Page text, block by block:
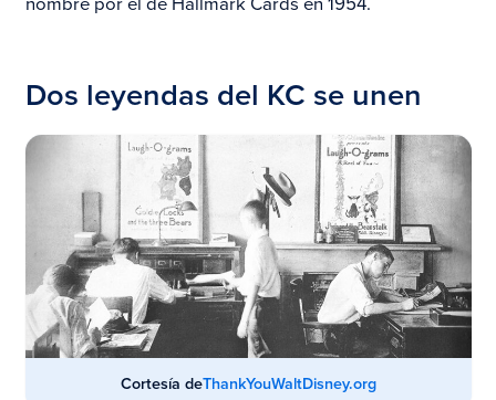
Dos leyendas del KC se unen
Cortesía deThankYouWaltDisney.org